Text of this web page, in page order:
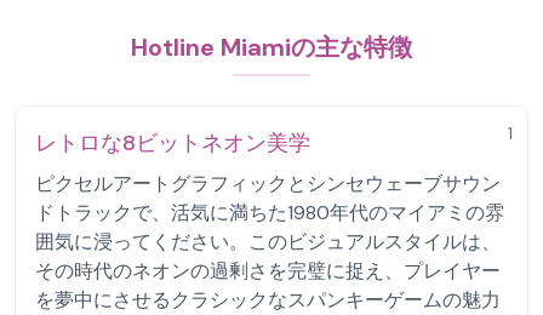
Hotline Miamiの主な特徴
1
レトロな8ビットネオン美学
ピクセルアートグラフィックとシンセウェーブサウン
ドトラックで、活気に満ちた1980年代のマイアミの雰
囲気に浸ってください。このビジュアルスタイルは、
その時代のネオンの過剰さを完璧に捉え、プレイヤー
を夢中にさせるクラシックなスパンキーゲームの魅力